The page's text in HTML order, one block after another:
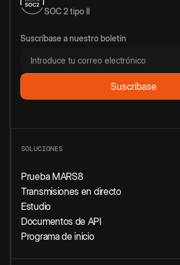
SOC 2 tipo II
Suscríbase a nuestro boletín
SOLUCIONES
Prueba MARS8
Transmisiones en directo
Estudio
Documentos de API
Programa de inicio